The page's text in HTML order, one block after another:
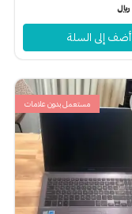
﷼
أضف إلى السلة
مستعمل بدون علامات